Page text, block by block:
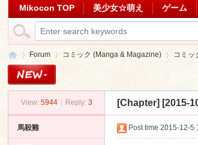
Mikocon TOP 美少女☆萌え ゲーム
Forum
›
コミック (Manga & Magazine)
›
コミッ
View: 5944 Reply: 3 [Chapter] [2015-
馬殺雞 Post time 2015-12-5